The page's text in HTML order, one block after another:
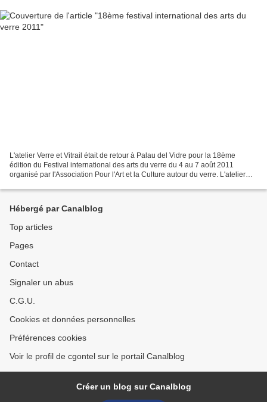
L'atelier Verre et Vitrail était de retour à Palau del Vidre pour la 18ème
édition du Festival international des arts du verre du 4 au 7 août 2011
organisé par l'Association Pour l'Art et la Culture autour du verre. L'atelier
Hébergé par Canalblog
Top articles
Pages
Contact
Signaler un abus
C.G.U.
Cookies et données personnelles
Préférences cookies
Voir le profil de cgontel sur le portail Canalblog
Créer un blog sur Canalblog